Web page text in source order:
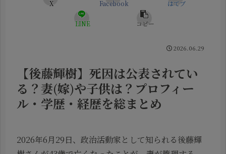
X Facebook はてブ
LINE コピー
2026.06.29
【後藤輝樹】死因は公表されてい
る？妻(嫁)や子供は？プロフィー
ル・学歴・経歴を総まとめ
2026年6月29日、政治活動家として知られる後藤輝